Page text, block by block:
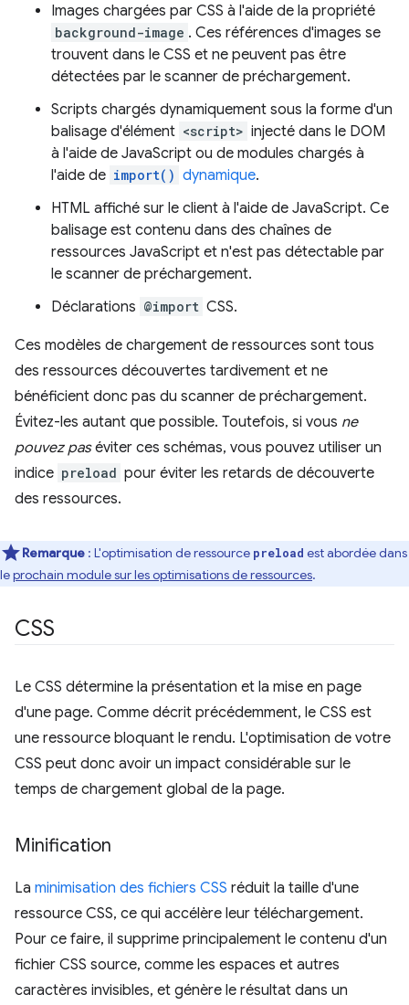
Images chargées par CSS à l'aide de la propriété
background-image . Ces références d'images se
trouvent dans le CSS et ne peuvent pas être
détectées par le scanner de préchargement.
Scripts chargés dynamiquement sous la forme d'un
balisage d'élément <script> injecté dans le DOM
à l'aide de JavaScript ou de modules chargés à
l'aide de import() dynamique.
HTML affiché sur le client à l'aide de JavaScript. Ce
balisage est contenu dans des chaînes de
ressources JavaScript et n'est pas détectable par
le scanner de préchargement.
Déclarations @import CSS.
Ces modèles de chargement de ressources sont tous
des ressources découvertes tardivement et ne
bénéficient donc pas du scanner de préchargement.
Évitez-les autant que possible. Toutefois, si vous ne
pouvez paséviter ces schémas, vous pouvez utiliser un
indice preload pour éviter les retards de découverte
des ressources.
Remarque : L'optimisation de ressource preload est abordée dans
leprochain module sur les optimisations de ressources.
CSS
Le CSS détermine la présentation et la mise en page
d'une page. Comme décrit précédemment, le CSS est
une ressource bloquant le rendu. L'optimisation de votre
CSS peut donc avoir un impact considérable sur le
temps de chargement global de la page.
Minification
La minimisation des fichiers CSS réduit la taille d'une
ressource CSS, ce qui accélère leur téléchargement.
Pour ce faire, il supprime principalement le contenu d'un
fichier CSS source, comme les espaces et autres
caractères invisibles, et génère le résultat dans un